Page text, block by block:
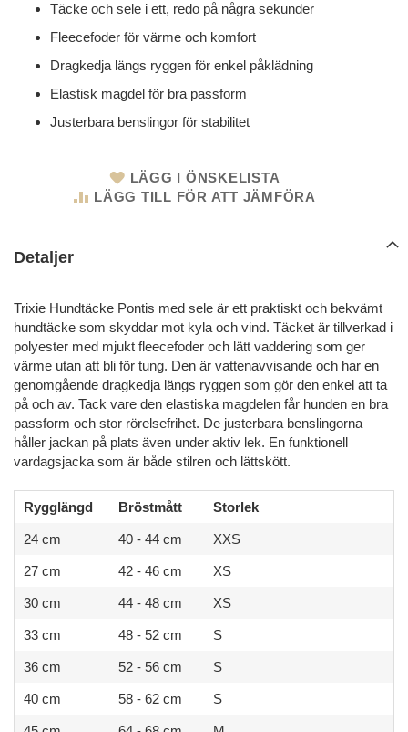
Täcke och sele i ett, redo på några sekunder
Fleecefoder för värme och komfort
Dragkedja längs ryggen för enkel påklädning
Elastisk magdel för bra passform
Justerbara benslingor för stabilitet
LÄGG I ÖNSKELISTA
LÄGG TILL FÖR ATT JÄMFÖRA
Detaljer
Trixie Hundtäcke Pontis med sele är ett praktiskt och bekvämt
hundtäcke som skyddar mot kyla och vind. Täcket är tillverkad i
polyester med mjukt fleecefoder och lätt vaddering som ger
värme utan att bli för tung. Den är vattenavvisande och har en
genomgående dragkedja längs ryggen som gör den enkel att ta
på och av. Tack vare den elastiska magdelen får hunden en bra
passform och stor rörelsefrihet. De justerbara benslingorna
håller jackan på plats även under aktiv lek. En funktionell
vardagsjacka som är både stilren och lättskött.
Rygglängd Bröstmått Storlek
24 cm 40 - 44 cm XXS
27 cm 42 - 46 cm XS
30 cm 44 - 48 cm XS
33 cm 48 - 52 cm S
36 cm 52 - 56 cm S
40 cm 58 - 62 cm S